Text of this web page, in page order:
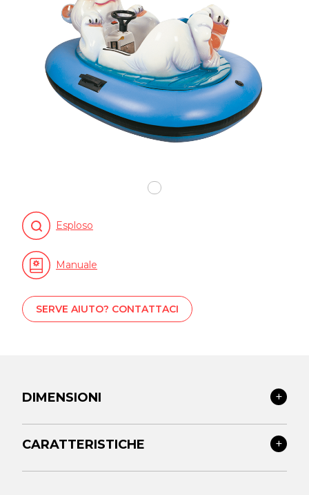
Esploso
Manuale
SERVE AIUTO? CONTATTACI
DIMENSIONI
CARATTERISTICHE